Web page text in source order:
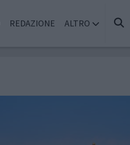
REDAZIONE ALTRO